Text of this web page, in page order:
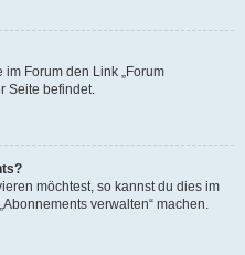
Forum den Link „Forum
Seite befindet.
möchtest, so kannst du dies im
verwalten“ machen.